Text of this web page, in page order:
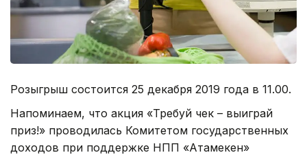
Розыгрыш состоится 25 декабря 2019 года в 11.00.
Напоминаем, что акция «Требуй чек – выиграй
приз!» проводилась Комитетом государственных
доходов при поддержке НПП «Атамекен»